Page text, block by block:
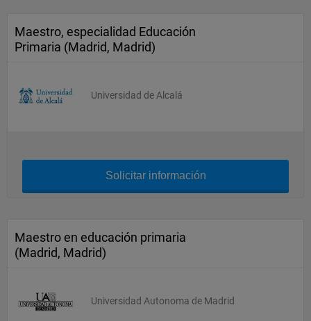
Maestro, especialidad Educación
Primaria (Madrid, Madrid)
Universidad de Alcalá
Solicitar información
Maestro en educación primaria
(Madrid, Madrid)
Universidad Autonoma de Madrid